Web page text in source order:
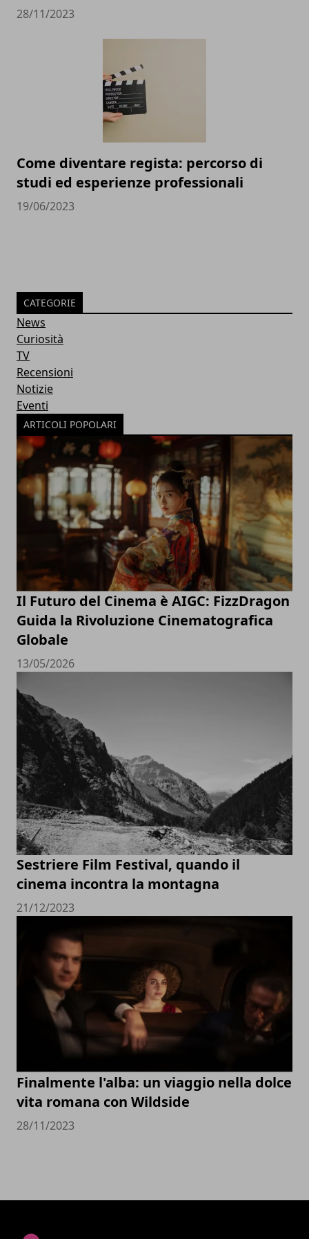
28/11/2023
Come diventare regista: percorso di
studi ed esperienze professionali
19/06/2023
CATEGORIE
News
Curiosità
TV
Recensioni
Notizie
Eventi
ARTICOLI POPOLARI
Il Futuro del Cinema è AIGC: FizzDragon
Guida la Rivoluzione Cinematografica
Globale
13/05/2026
Sestriere Film Festival, quando il
cinema incontra la montagna
21/12/2023
Finalmente l'alba: un viaggio nella dolce
vita romana con Wildside
28/11/2023